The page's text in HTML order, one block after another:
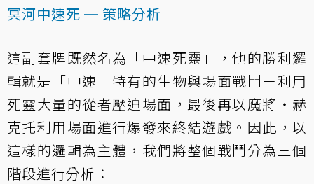
冥河中速死 ─ 策略分析
這副套牌既然名為「中速死靈」，他的勝利邏
輯就是「中速」特有的生物與場面戰鬥－利用
死靈大量的從者壓迫場面，最後再以魔將‧赫
克托利用場面進行爆發來終結遊戲。因此，以
這樣的邏輯為主體，我們將整個戰鬥分為三個
階段進行分析：